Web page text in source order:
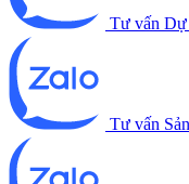
Tư vấn Dự
Tư vấn